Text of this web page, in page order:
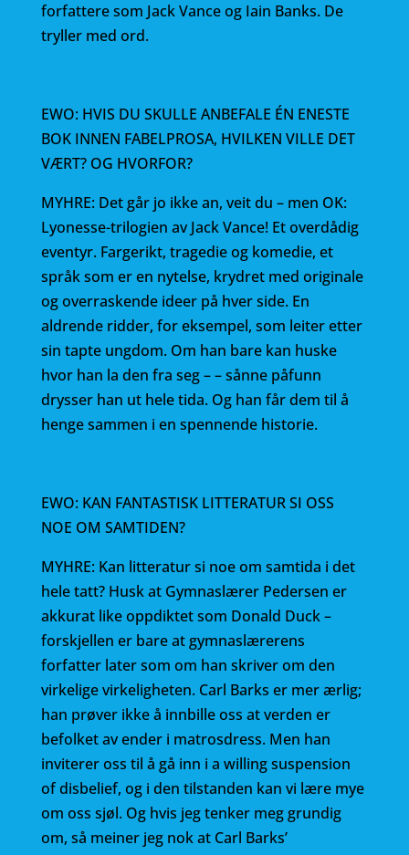
forfattere som Jack Vance og Iain Banks. De
tryller med ord.
EWO: HVIS DU SKULLE ANBEFALE ÉN ENESTE
BOK INNEN FABELPROSA, HVILKEN VILLE DET
VÆRT? OG HVORFOR?
MYHRE: Det går jo ikke an, veit du – men OK:
Lyonesse-trilogien av Jack Vance! Et overdådig
eventyr. Fargerikt, tragedie og komedie, et
språk som er en nytelse, krydret med originale
og overraskende ideer på hver side. En
aldrende ridder, for eksempel, som leiter etter
sin tapte ungdom. Om han bare kan huske
hvor han la den fra seg – – sånne påfunn
drysser han ut hele tida. Og han får dem til å
henge sammen i en spennende historie.
EWO: KAN FANTASTISK LITTERATUR SI OSS
NOE OM SAMTIDEN?
MYHRE: Kan litteratur si noe om samtida i det
hele tatt? Husk at Gymnaslærer Pedersen er
akkurat like oppdiktet som Donald Duck –
forskjellen er bare at gymnaslærerens
forfatter later som om han skriver om den
virkelige virkeligheten. Carl Barks er mer ærlig;
han prøver ikke å innbille oss at verden er
befolket av ender i matrosdress. Men han
inviterer oss til å gå inn i a willing suspension
of disbelief, og i den tilstanden kan vi lære mye
om oss sjøl. Og hvis jeg tenker meg grundig
om, så meiner jeg nok at Carl Barks’